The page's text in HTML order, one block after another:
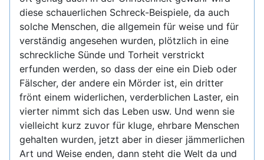
diese schauerlichen Schreck-Beispiele, da auch
solche Menschen, die allgemein für weise und für
verständig angesehen wurden, plötzlich in eine
schreckliche Sünde und Torheit verstrickt
erfunden werden, so dass der eine ein Dieb oder
Fälscher, der andere ein Mörder ist, ein dritter
frönt einem widerlichen, verderblichen Laster, ein
vierter nimmt sich das Leben usw. Und wenn sie
vielleicht kurz zuvor für kluge, ehrbare Menschen
gehalten wurden, jetzt aber in dieser jämmerlichen
Art und Weise enden, dann steht die Welt da und